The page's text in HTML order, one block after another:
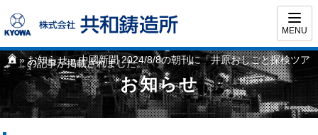
MENU
お知らせ
»お知らせ» 中國新聞 2024/8/8の朝刊に「井原おしごと探検ツア
ー」の記事が掲載されました。